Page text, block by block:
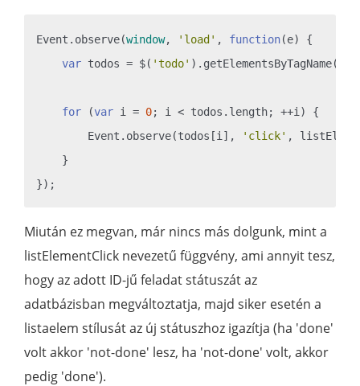
Event.observe(window, 'load' , function(e) {
var todos = $( 'todo' ).getElementsByTagName(
for (var i = 0; i < todos.length; ++i) {
        Event.observe(todos[i],
'click' ,
    }
Miután ez megvan, már nincs más dolgunk, mint a
listElementClick nevezetű függvény, ami annyit tesz,
hogy az adott ID-jű feladat státuszát az
adatbázisban megváltoztatja, majd siker esetén a
listaelem stílusát az új státuszhoz igazítja (ha 'done'
volt akkor 'not-done' lesz, ha 'not-done' volt, akkor
pedig 'done').